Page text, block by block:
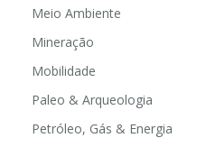
Meio Ambiente
Mineração
Mobilidade
Paleo & Arqueologia
Petróleo, Gás & Energia